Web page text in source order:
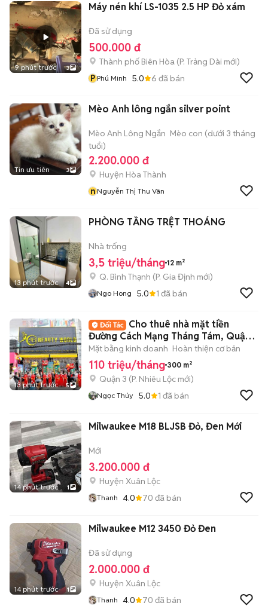
9 phút trước 3
Máy nén khí LS-1035 2.5 HP Đỏ xám
Đã sử dụng
500.000 đ
Thành phố Biên Hòa (P. Trảng Dài mới)
P Phú Minh 5.0 6 đã bán
Tin ưu tiên 3
Mèo Anh lông ngắn silver point
Mèo Anh Lông Ngắn Mèo con (dưới 3 tháng
tuổi)
2.200.000 đ
Huyện Hòa Thành
nNguyễn Thị Thu Vân
13 phút trước 4
PHÒNG TẦNG TRỆT THOÁNG
Nhà trống
3,5 triệu/tháng 12 m²
Q. Bình Thạnh (P. Gia Định mới)
Ngo Hong 5.0 1 đã bán
13 phút trước 5
Cho thuê nhà mặt tiền
Đường Cách Mạng Tháng Tám, Quận
3. DT: 10x30m.
Mặt bằng kinh doanh Hoàn thiện cơ bản
110 triệu/tháng 300 m²
Quận 3 (P. Nhiêu Lộc mới)
Ngọc Thúy 5.0 1 đã bán
14 phút trước 1
Milwaukee M18 BLJSB Đỏ, Đen Mới
Mới
3.200.000 đ
Huyện Xuân Lộc
Thanh 4.0 70 đã bán
14 phút trước 1
Milwaukee M12 3450 Đỏ Đen
Đã sử dụng
2.000.000 đ
Huyện Xuân Lộc
Thanh 4.0 70 đã bán